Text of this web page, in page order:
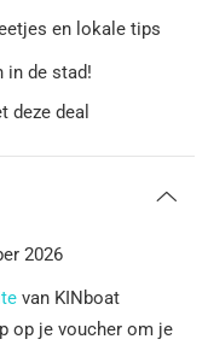
en lokale tips
in de stad!
deze deal
2026
van KINboat
op je voucher om je